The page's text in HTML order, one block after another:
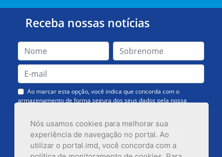
Nós usamos cookies para melhorar sua
experiência de navegação no portal. Ao
utilizar o portal.imd, você concorda com a
Receba nossas notícias
Ao marcar esta opção, você indica que concorda com o
armazenamento de forma segura dos seus dados pela nossa